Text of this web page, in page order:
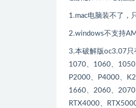
1.mac电脑装不了，
2.windows不支持
3.本破解版oc3.07只
1070、1060、1050
P2000、P4000、
1660、2060、2070
RTX4000、